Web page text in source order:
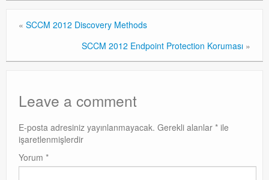
« SCCM 2012 Discovery Methods
SCCM 2012 Endpoint Protection Koruması »
Leave a comment
E-posta adresiniz yayınlanmayacak. Gerekli alanlar * ile
işaretlenmişlerdir
Yorum *